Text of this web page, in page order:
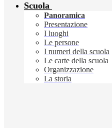
Scuola
Panoramica
Presentazione
I luoghi
Le persone
I numeri della scuola
Le carte della scuola
Organizzazione
La storia